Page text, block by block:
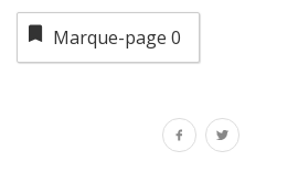
Marque-page 0